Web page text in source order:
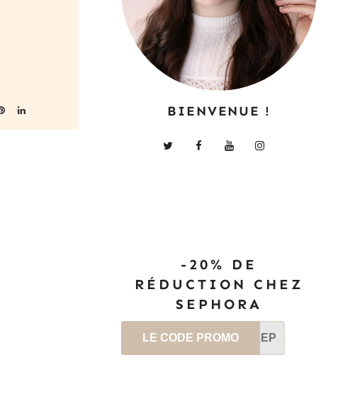
BIENVENUE !
-20% DE
RÉDUCTION CHEZ
SEPHORA
LE CODE PROMO SEP